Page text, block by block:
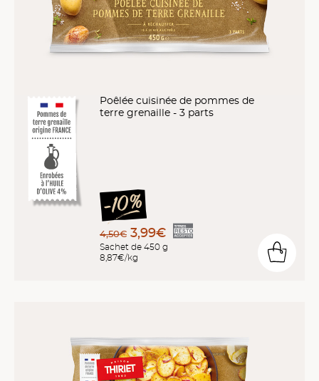
Poêlée cuisinée de pommes de
terre grenaille - 3 parts
4,50€ 3,99€
Sachet de 450 g
8,87€/kg